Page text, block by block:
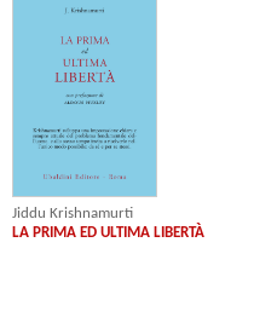
Jiddu Krishnamurti
LA PRIMA ED ULTIMA LIBERTÀ